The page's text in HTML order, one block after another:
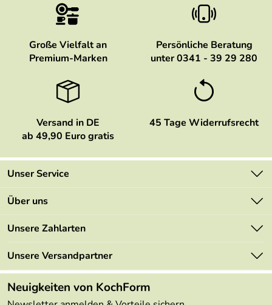
Große Vielfalt an
Premium-Marken
Persönliche Beratung
unter 0341 - 39 29 280
Versand in DE
ab 49,90 Euro gratis
45 Tage Widerrufsrecht
Unser Service
Kontakt
Mehrwertsteuerfrei
Retourenportal
FAQs
Lieferbedingungen
Über uns
Marken
Angebote
Made in Germany
Themen
Unsere Zahlarten
Unsere Versandpartner
Neuigkeiten von KochForm